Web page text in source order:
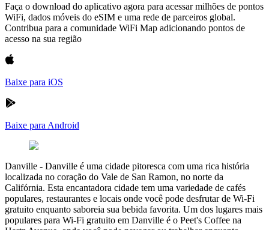
Faça o download do aplicativo agora para acessar milhões de pontos
WiFi, dados móveis do eSIM e uma rede de parceiros global.
Contribua para a comunidade WiFi Map adicionando pontos de
acesso na sua região
Baixe para iOS
Baixe para Android
Danville - Danville é uma cidade pitoresca com uma rica história
localizada no coração do Vale de San Ramon, no norte da
Califórnia. Esta encantadora cidade tem uma variedade de cafés
populares, restaurantes e locais onde você pode desfrutar de Wi-Fi
gratuito enquanto saboreia sua bebida favorita. Um dos lugares mais
populares para Wi-Fi gratuito em Danville é o Peet's Coffee na